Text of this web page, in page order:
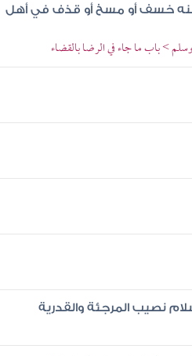
خسف أو مسخ أو قذف في أهل
> باب ما جاء في الرضا بالقضاء
نصيب المرجئة والقدرية